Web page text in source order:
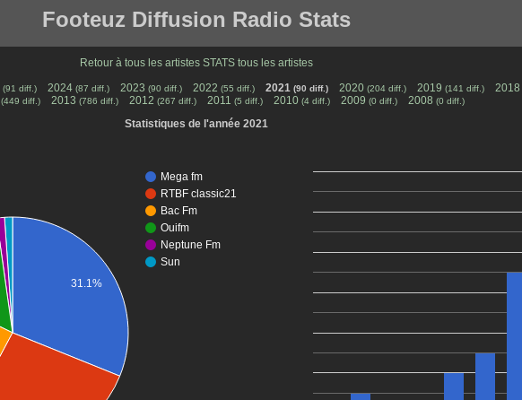
Footeuz Diffusion Radio Stats
Retour à tous les artistes STATS tous les artistes
(91 diff.) 2024 (87 diff.) 2023 (90 diff.) 2022 (55 diff.) 2021 (90 diff.) 2020 (204 diff.) 2019 (141 diff.) 2018
(449 diff.) 2013 (786 diff.) 2012 (267 diff.) 2011 (5 diff.) 2010 (4 diff.) 2009 (0 diff.) 2008 (0 diff.)
Statistiques de l'année 2021
Mega fm
RTBF classic21
Bac Fm
Ouifm
Neptune Fm
Sun
31.1%